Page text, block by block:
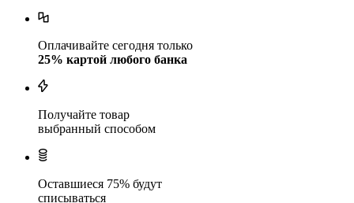
Оплачивайте сегодня только
25% картой любого банка
Получайте товар
выбранный способом
Оставшиеся 75% будут
списываться